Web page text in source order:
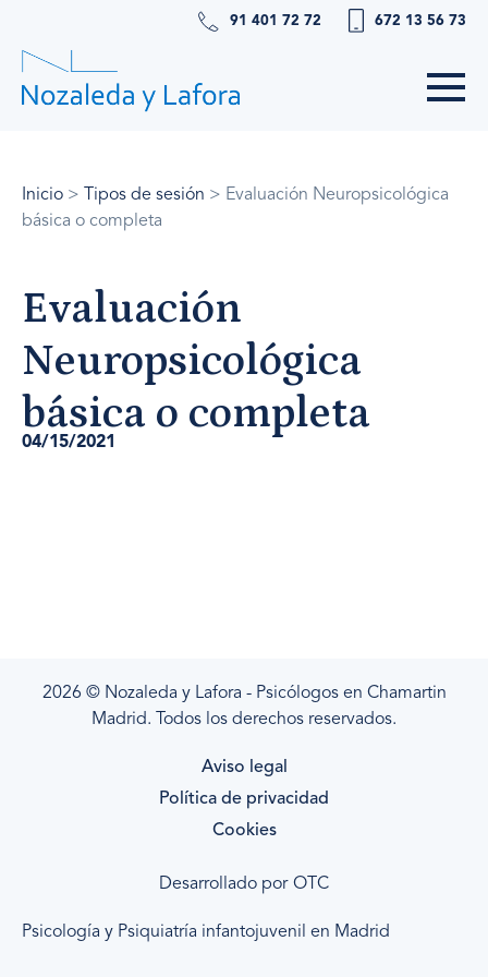
91 401 72 72 672 13 56 73
Inicio > Tipos de sesión > Evaluación Neuropsicológica
básica o completa
Evaluación
Neuropsicológica
básica o completa
04/15/2021
2026 © Nozaleda y Lafora - Psicólogos en Chamartin
Madrid. Todos los derechos reservados.
Aviso legal
Política de privacidad
Cookies
Desarrollado por OTC
Psicología y Psiquiatría infantojuvenil en Madrid